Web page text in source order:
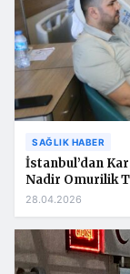
SAĞLIK HABER
İstanbul’dan
Nadir Omurilik
28.04.2026